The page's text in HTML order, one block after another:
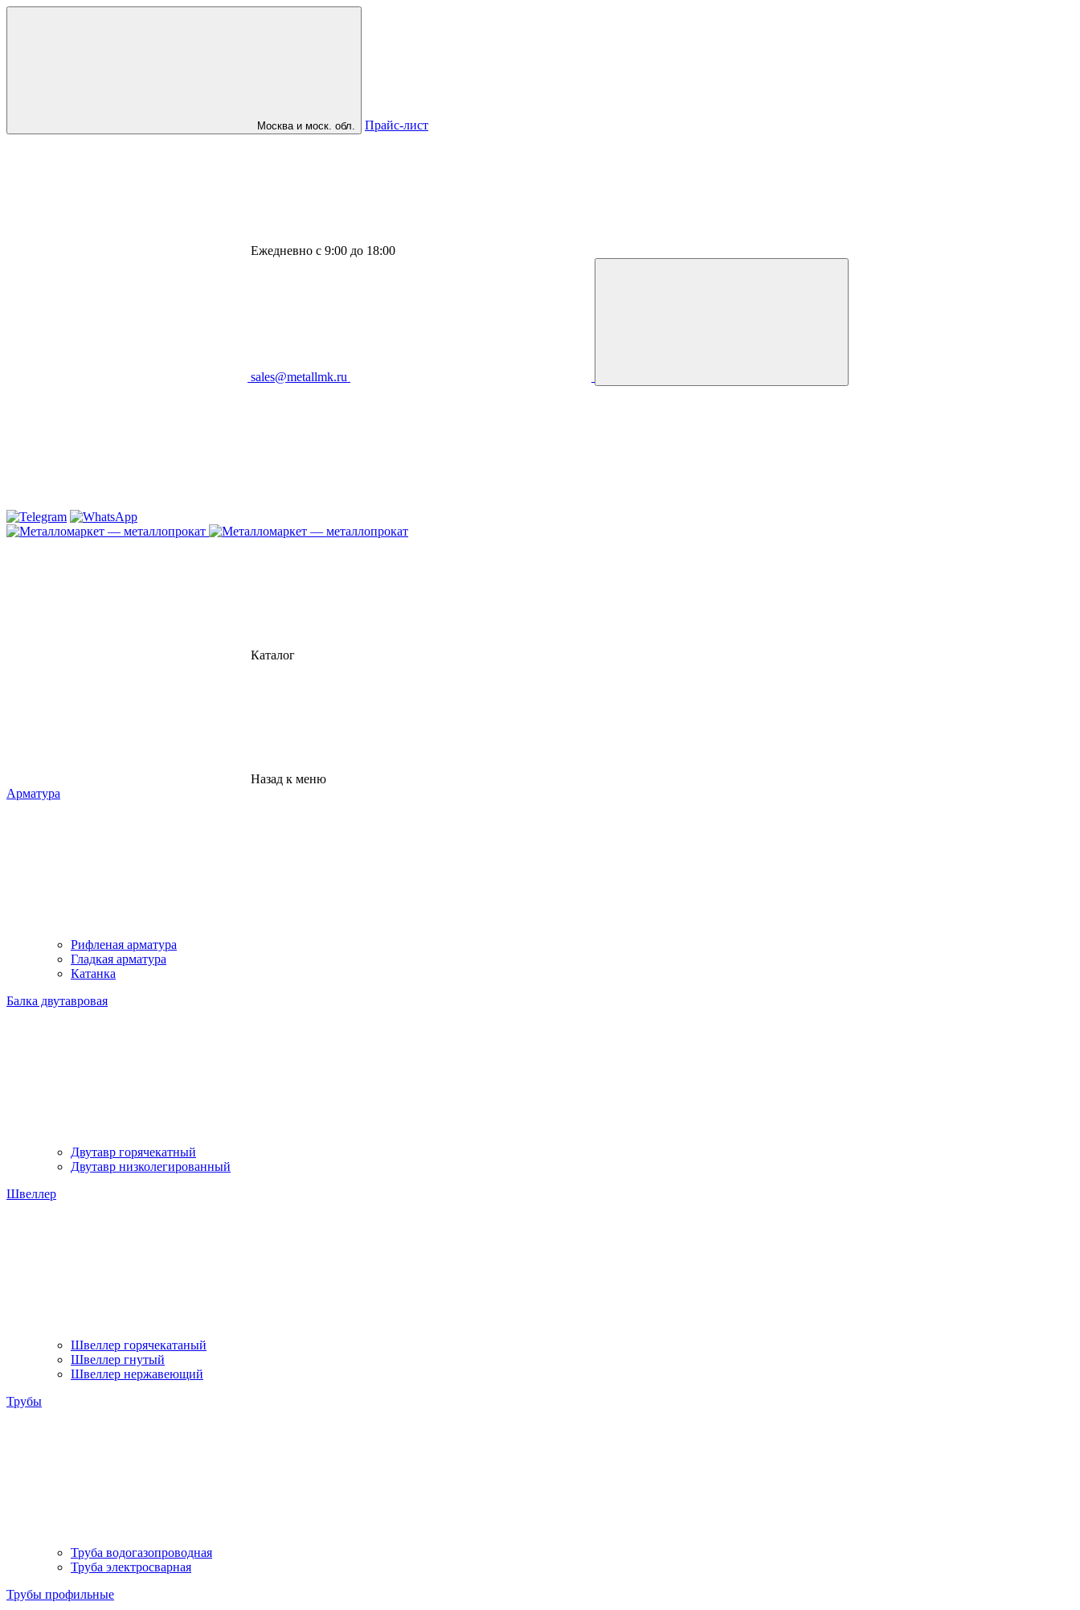
Москва и моск. обл. Прайс-лист
Ежедневно с 9:00 до 18:00
sales@metallmk.ru
Каталог
Назад к меню
Арматура
Рифленая арматура
Гладкая арматура
Катанка
Балка двутавровая
Двутавр горячекатный
Двутавр низколегированный
Швеллер
Швеллер горячекатаный
Швеллер гнутый
Швеллер нержавеющий
Трубы
Труба водогазопроводная
Труба электросварная
Трубы профильные